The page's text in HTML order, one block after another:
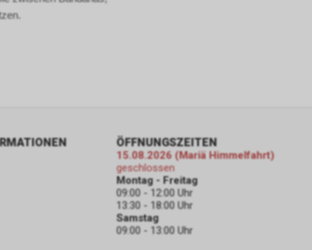
ÖFFNUNGSZEITEN
15.08.2026 (Mariä Himmelfahrt)
geschlossen
Montag - Freitag
09:00 - 12:00 Uhr
13:30 - 18:00 Uhr
Samstag
09:00 - 13:00 Uhr
über
sich an